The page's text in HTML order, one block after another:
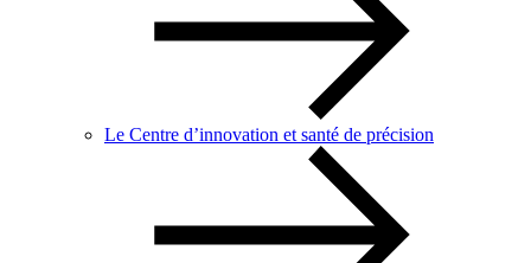
Le Centre d’innovation et santé de précision